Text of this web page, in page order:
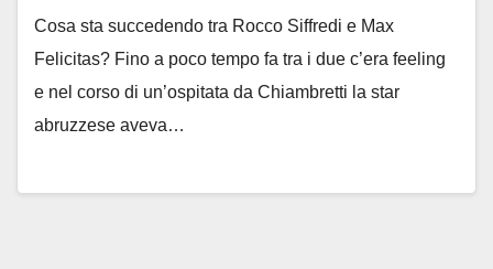
Cosa sta succedendo tra Rocco Siffredi e Max
Felicitas? Fino a poco tempo fa tra i due c’era feeling
e nel corso di un’ospitata da Chiambretti la star
abruzzese aveva…